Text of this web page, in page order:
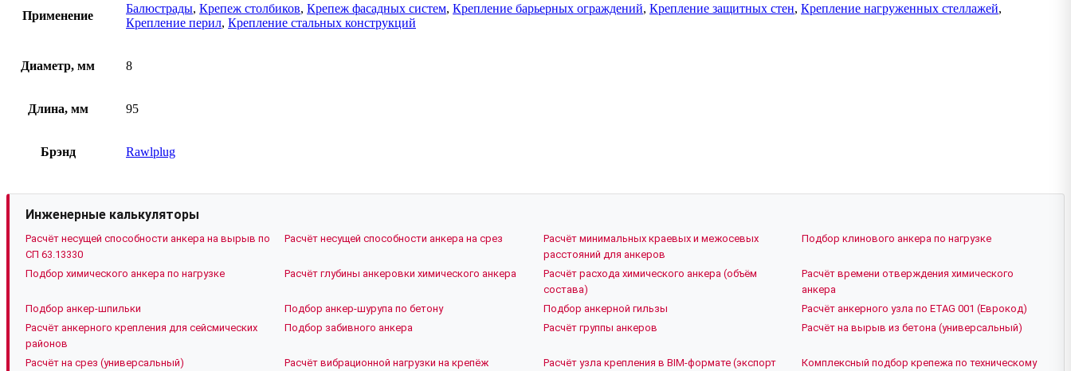
Применение
Балюстрады, Крепеж столбиков, Крепеж фасадных систем, Крепление барьерных ограждений, Крепление защитных стен, Крепление нагруженных стеллажей,
Крепление перил, Крепление стальных конструкций
Диаметр, мм 8
Длина, мм 95
Брэнд Rawlplug
Инженерные калькуляторы
Расчёт несущей способности анкера на вырыв по
СП 63.13330
Расчёт несущей способности анкера на срез
Расчёт минимальных краевых и межосевых
расстояний для анкеров
Подбор клинового анкера по нагрузке
Подбор химического анкера по нагрузке Расчёт глубины анкеровки химического анкера
Расчёт расхода химического анкера (объём
состава)
Расчёт времени отверждения химического
анкера
Подбор анкер-шпильки
Подбор анкер-шурупа по бетону Подбор анкерной гильзы
Расчёт анкерного узла по ETAG 001 (Еврокод)
Расчёт анкерного крепления для сейсмических
районов
Подбор забивного анкера Расчёт группы анкеров Расчёт на вырыв из бетона (универсальный)
Расчёт на срез (универсальный) Расчёт вибрационной нагрузки на крепёж
Расчёт узла крепления в BIM-формате (экспорт
Комплексный подбор крепежа по техническому